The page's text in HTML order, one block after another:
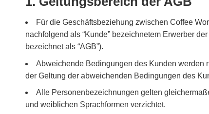
Für die Geschäftsbeziehung zwischen Coffee
nachfolgend als “Kunde” bezeichnetem Erwerber
bezeichnet als “AGB”).
Abweichende Bedingungen des Kunden werden
der Geltung der abweichenden Bedingungen des
Alle Personenbezeichnungen gelten
und weiblichen Sprachformen verzichtet.